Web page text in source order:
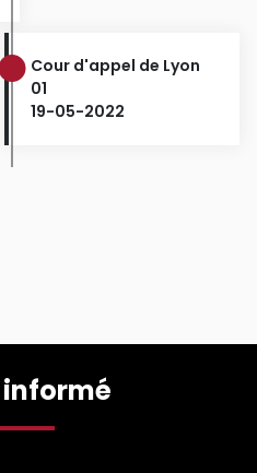
Cour d'appel de Lyon
01
19-05-2022
informé